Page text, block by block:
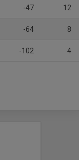
-47 12
-64 8
-102 4